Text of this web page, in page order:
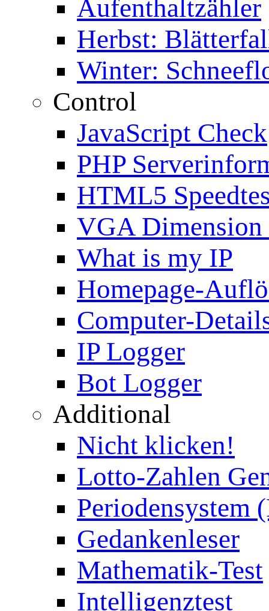
Aufenthaltzähler
Herbst:
Winter:
Control
JavaScript Check
PHP
HTML5
VGA Dimension
What is my IP
Homepage-
Computer-
IP Logger
Bot Logger
Additional
Nicht klicken!
Lotto-Zahlen
Periodensystem
Gedankenleser
Mathematik-Test
Intelligenztest